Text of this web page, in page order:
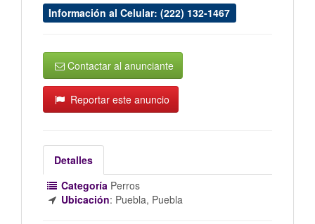
Información al Celular: (222) 132-1467
Contactar al anunciante
Reportar este anuncio
Detalles
Categoría Perros
Ubicación: Puebla, Puebla